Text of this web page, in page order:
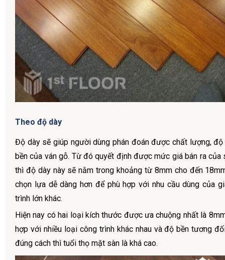
Theo độ dày
Độ dày sẽ giúp người dùng phán đoán được chất lượng,
bền của ván gỗ. Từ đó quyết định được mức giá bán ra của
thì độ dày này sẽ nằm trong khoảng từ 8mm cho đến
chọn lựa dễ dàng hơn để phù hợp với nhu cầu dùng của
trình lớn khác.
Hiện nay có hai loại kích thước được ưa chuộng nhất là
hợp với nhiều loại công trình khác nhau và độ bền tương
đúng cách thì tuổi thọ mặt sàn là khá cao.